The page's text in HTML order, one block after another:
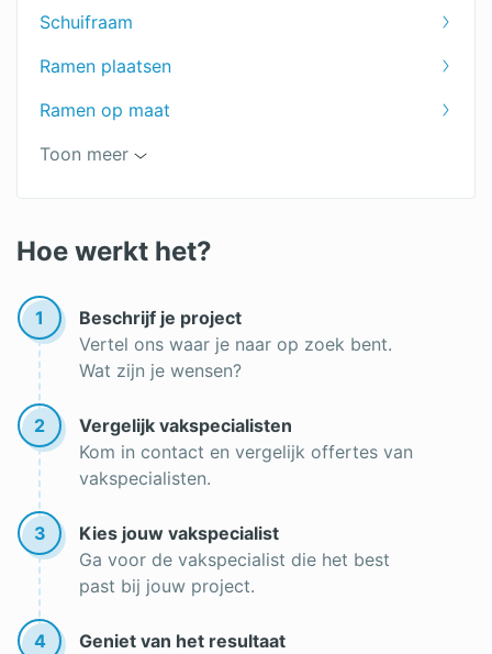
Schuifraam
Ramen plaatsen
Ramen op maat
Prijs van ramen berekenen
Soorten ramen
Ramen kopen
Toon meer
Hoe werkt het?
1
Beschrijf je project
Vertel ons waar je naar op zoek bent.
Wat zijn je wensen?
2
Vergelijk vakspecialisten
Kom in contact en vergelijk offertes van
vakspecialisten.
3
Kies jouw vakspecialist
Ga voor de vakspecialist die het best
past bij jouw project.
4
Geniet van het resultaat